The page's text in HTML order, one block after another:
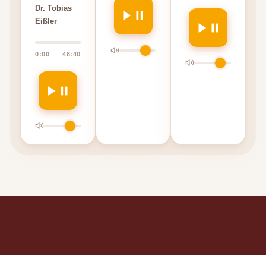
Dr. Tobias
Eißler
0:00 48:40